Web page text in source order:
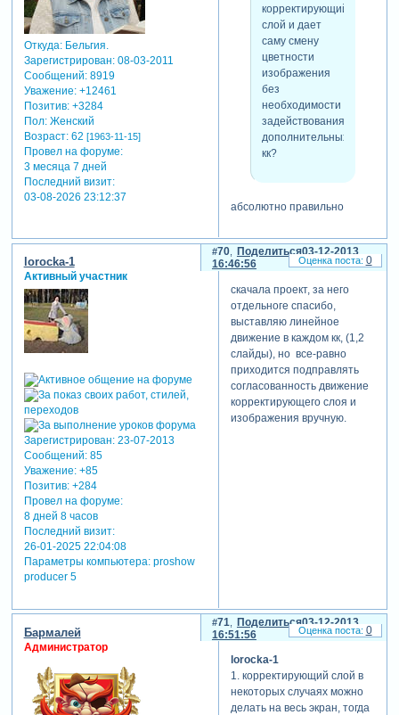
Откуда:Бельгия.
Зарегистрирован: 08-03-2011
Сообщений:8919
Уважение: +12461
Позитив: +3284
Пол:Женский
Возраст:62 [1963-11-15]
Провел на форуме:
3 месяца 7 дней
Последний визит:
03-08-2026 23:12:37
корректирующий
слой и дает
саму смену
цветности
изображения
без
необходимости
задействования
дополнительных
кк?
абсолютно правильно
Поделиться
70
03-12-2013
16:46:56
lorocka-1
Активный участник
Зарегистрирован: 23-07-2013
Сообщений:85
Уважение: +85
Позитив: +284
Провел на форуме:
8 дней 8 часов
Последний визит:
26-01-2025 22:04:08
Параметры компьютера:proshow
producer 5
скачала проект, за него
отдельноге спасибо,
выставляю линейное
движение в каждом кк, (1,2
слайды), но все-равно
приходится подправлять
согласованность движение
корректирующего слоя и
изображения вручную.
0
Поделиться
71
03-12-2013
16:51:56
Бармалей
Администратор
lorocka-1
1. корректирующий слой в
некоторых случаях можно
делать на весь экран, тогда
0